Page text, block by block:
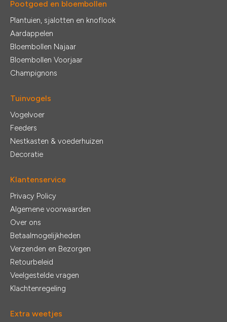
Pootgoed en bloembollen
Plantuien, sjalotten en knoflook
Aardappelen
Bloembollen Najaar
Bloembollen Voorjaar
Champignons
Tuinvogels
Vogelvoer
Feeders
Nestkasten & voederhuizen
Decoratie
Klantenservice
Privacy Policy
Algemene voorwaarden
Over ons
Betaalmogelijkheden
Verzenden en Bezorgen
Retourbeleid
Veelgestelde vragen
Klachtenregeling
Extra weetjes